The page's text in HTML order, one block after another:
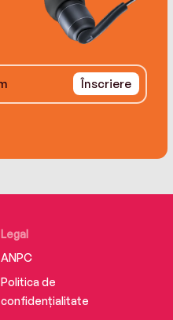
Înscriere
Legal
ANPC
Politica de
confidențialitate